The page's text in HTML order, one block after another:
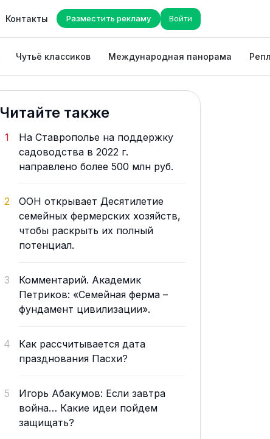
Контакты Разместить рекламу Войти
Чутьё классиков Международная панорама
Читайте также
1
На Ставрополье на поддержку
садоводства в 2022 г.
направлено более 500 млн руб.
2
ООН открывает Десятилетие
семейных фермерских хозяйств,
чтобы раскрыть их полный
потенциал.
3
Комментарий. Академик
Петриков: «Семейная ферма –
фундамент цивилизации».
4
Как рассчитывается дата
празднования Пасхи?
5
Игорь Абакумов: Если завтра
война… Какие идеи пойдем
защищать?